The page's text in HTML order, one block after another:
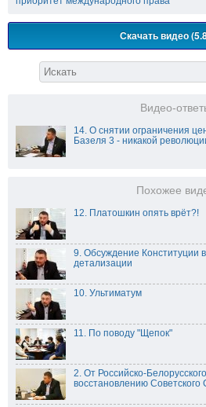
Скачать видео
Видео-
14. О снятии ограничения
Базеля 3 - никакой
Похожее
12. Платошкин опять врёт?!
9. Обсуждение Конституции
детализации
10. Ультиматум
11. По поводу "Щепок"
2. От Российско-
восстановлению Советского